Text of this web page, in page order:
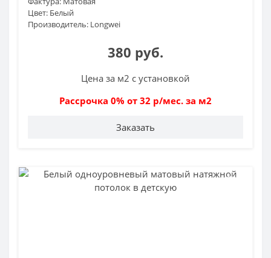
Цвет: Белый
Производитель: Longwei
380 руб.
Цена за м2 с установкой
Рассрочка 0% от 32 р/мес. за м2
Заказать